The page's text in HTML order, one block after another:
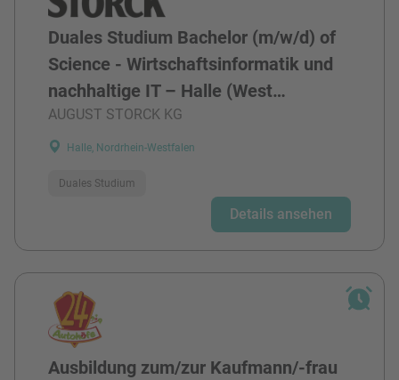
Duales Studium Bachelor (m/w/d) of
Science - Wirtschaftsinformatik und
nachhaltige IT – Halle (West…
AUGUST STORCK KG
Halle, Nordrhein-Westfalen
Duales Studium
Details ansehen
Ausbildung zum/zur Kaufmann/-frau